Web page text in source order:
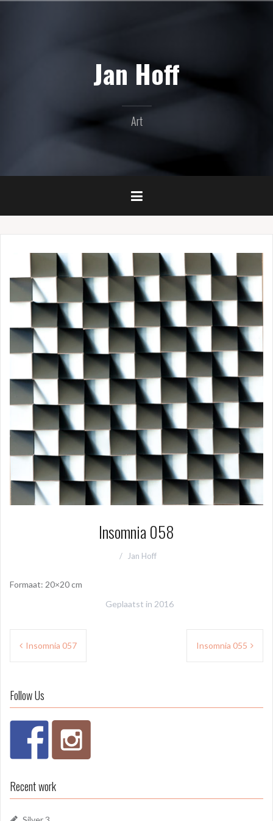
Jan Hoff
Art
Insomnia 058
Jan Hoff
Formaat: 20×20 cm
Geplaatst in 2016
Bericht
Insomnia 057 Insomnia 055
Follow Us
Recent work